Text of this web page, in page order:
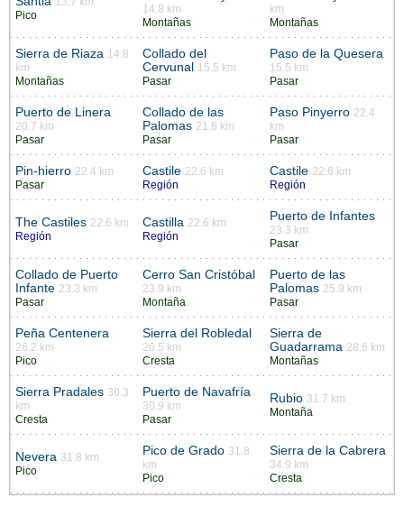
13.7 km
Pico
14.8 km
Montañas
km
Montañas
Sierra de Riaza 14.8
km
Montañas
Collado del
Cervunal
15.5 km
Pasar
Paso de la Quesera
15.5 km
Pasar
Puerto de Linera
20.7 km
Pasar
Collado de las
Palomas 21.6 km
Pasar
Paso Pinyerro 22.4
km
Pasar
Pin-hierro 22.4 km
Pasar
Castile 22.6 km
Región
Castile 22.6 km
Región
The Castiles 22.6 km
Región
Castilla 22.6 km
Región
Puerto de Infantes
23.3 km
Pasar
Collado de Puerto
Infante 23.3 km
Pasar
Cerro San Cristóbal
23.9 km
Montaña
Puerto de las
Palomas 25.9 km
Pasar
Peña Centenera
26.2 km
Pico
Sierra del Robledal
26.5 km
Cresta
Sierra de
Guadarrama 28.6 km
Montañas
Sierra Pradales 30.3
km
Cresta
Puerto de Navafría
30.9 km
Pasar
Rubio 31.7 km
Montaña
Nevera 31.8 km
Pico
Pico de Grado 31.8
km
Pico
Sierra de la Cabrera
34.9 km
Cresta